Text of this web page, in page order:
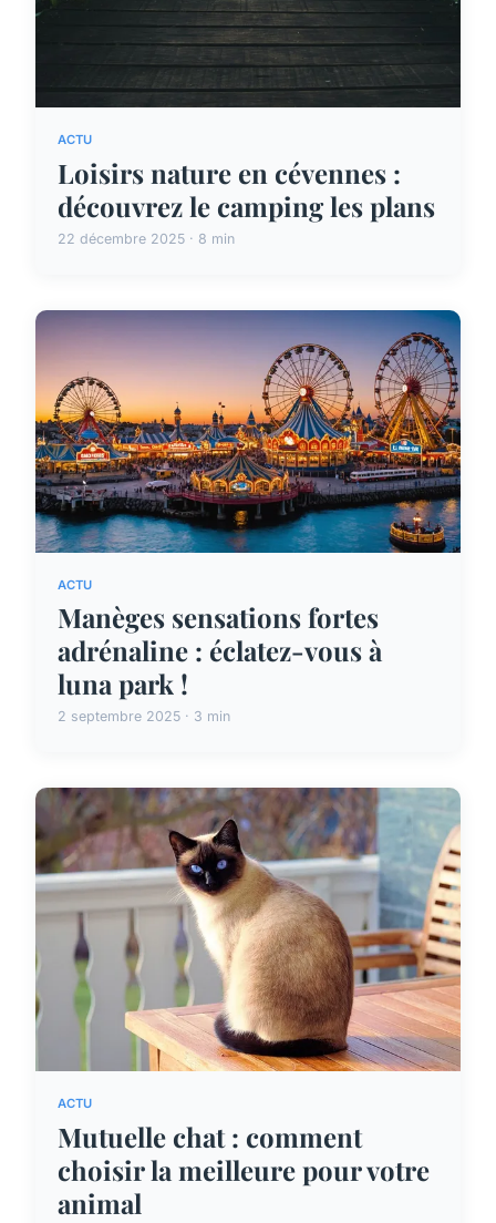
ACTU
Loisirs nature en cévennes :
découvrez le camping les plans
22 décembre 2025 · 8 min
ACTU
Manèges sensations fortes
adrénaline : éclatez-vous à
luna park !
2 septembre 2025 · 3 min
ACTU
Mutuelle chat : comment
choisir la meilleure pour votre
animal